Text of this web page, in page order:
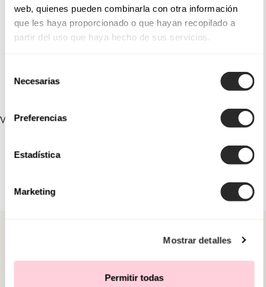
web, quienes pueden combinarla con otra información
que les haya proporcionado o que hayan recopilado a
partir del uso que haya hecho de sus servicios.
Necesarias
Preferencias
Estadística
Marketing
Mostrar detalles
Permitir todas
1U87 1U30
VERLINKTE SAMMLUNGEN